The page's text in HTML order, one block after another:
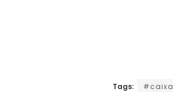
Tags: #caixa